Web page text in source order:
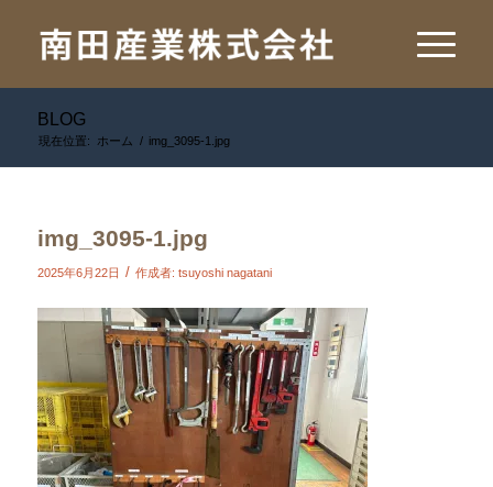
BLOG
現在位置: ホーム / img_3095-1.jpg
img_3095-1.jpg
2025年6月22日 / 作成者: tsuyoshi nagatani